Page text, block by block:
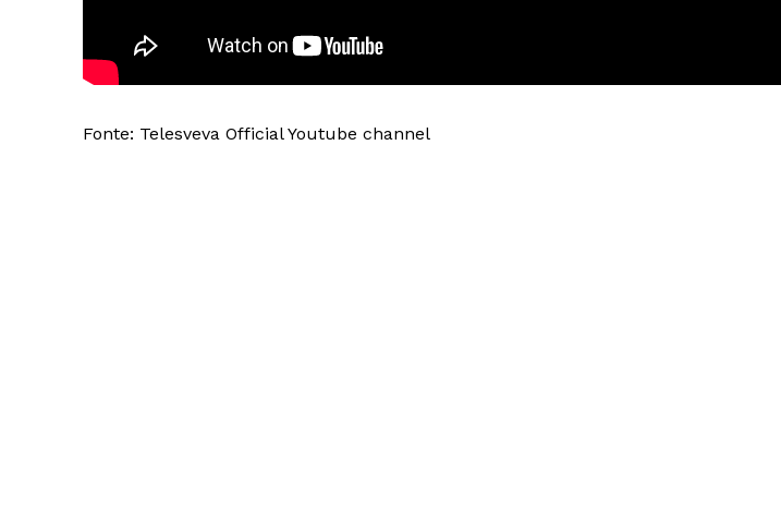
Fonte: Telesveva Official Youtube channel